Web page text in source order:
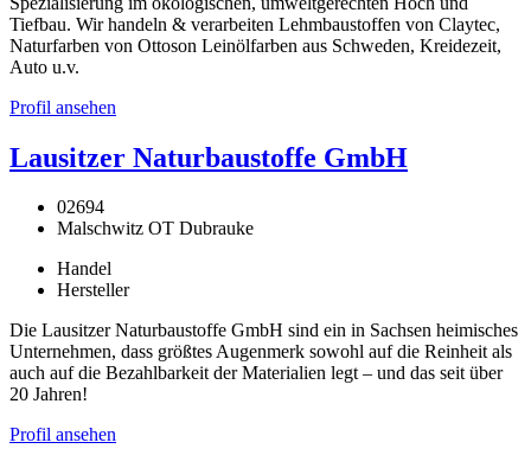
Tiefbau. Wir handeln & verarbeiten Lehmbaustoffen von Claytec,
Naturfarben von Ottoson Leinölfarben aus Schweden, Kreidezeit,
Auto u.v.
Profil ansehen
Lausitzer Naturbaustoffe GmbH
02694
Malschwitz OT Dubrauke
Handel
Hersteller
Die Lausitzer Naturbaustoffe GmbH sind ein in Sachsen heimisches
Unternehmen, dass größtes Augenmerk sowohl auf die Reinheit als
auch auf die Bezahlbarkeit der Materialien legt – und das seit über
20 Jahren!
Profil ansehen